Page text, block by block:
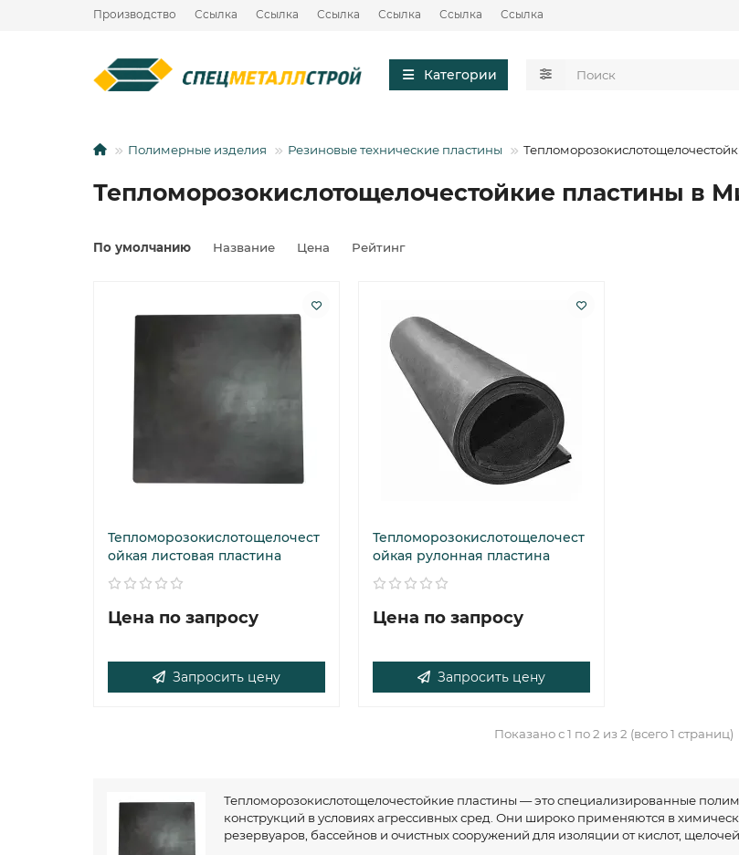
Производство Ссылка Ссылка Ссылка Ссылка Ссылка Ссылка
Категории
Полимерные изделия Резиновые технические пластины
Тепломорозокислотощелочестойкие пластины в
По умолчанию Название Цена Рейтинг
Тепломорозокислотощелочест
ойкая листовая пластина
Цена по запросу
Запросить цену
Тепломорозокислотощелочест
ойкая рулонная пластина
Цена по запросу
Запросить цену
Показано с 1 по 2 из 2 (всего 1 страниц)
Тепломорозокислотощелочестойкие пластины — это специализированные
конструкций в условиях агрессивных сред. Они широко применяются в
резервуаров, бассейнов и очистных сооружений для изоляции от кислот,